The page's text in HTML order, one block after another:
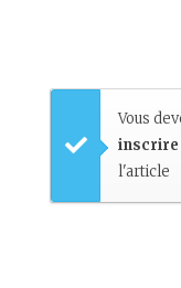
Vous
inscrire
l'article